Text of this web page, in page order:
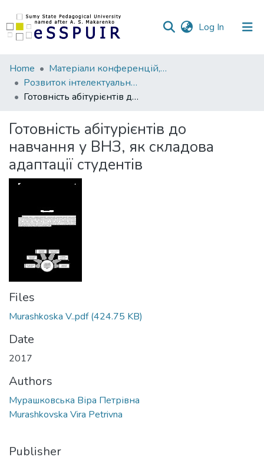
Log In (current)
Communities
&
Collections
Statistics
Home
Матеріали конференцій, семінарів, читань
Розвиток інтелектуальних умінь і творчих здібностей учнів та студентів у процесі навчання дисциплін природничо-математичного циклу «ІТМ*плюс»
Готовність абітурієнтів до навчання у ВНЗ, як складова адаптації студентів
Готовність абітурієнтів до
навчання у ВНЗ, як складова
адаптації студентів
Files
Murashkoska V..pdf(424.75 KB)
Date
2017
Authors
Мурашковська Віра Петрівна
Murashkovska Vira Petrivna
Publisher